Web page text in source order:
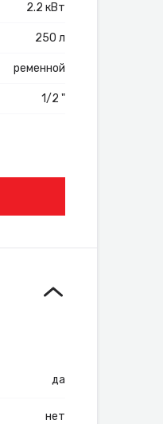
2.2 кВт
250 л
ременной
1/2 "
да
нет